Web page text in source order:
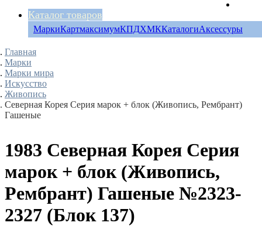
Каталог товаров
МаркиКартмаксимумКПДХМККаталогиАксессуры
Главная
Марки
Марки мира
Искусство
Живопись
Северная Корея Серия марок + блок (Живопись, Рембрант)
Гашеные
1983 Северная Корея Серия
марок + блок (Живопись,
Рембрант) Гашеные №2323-
2327 (Блок 137)